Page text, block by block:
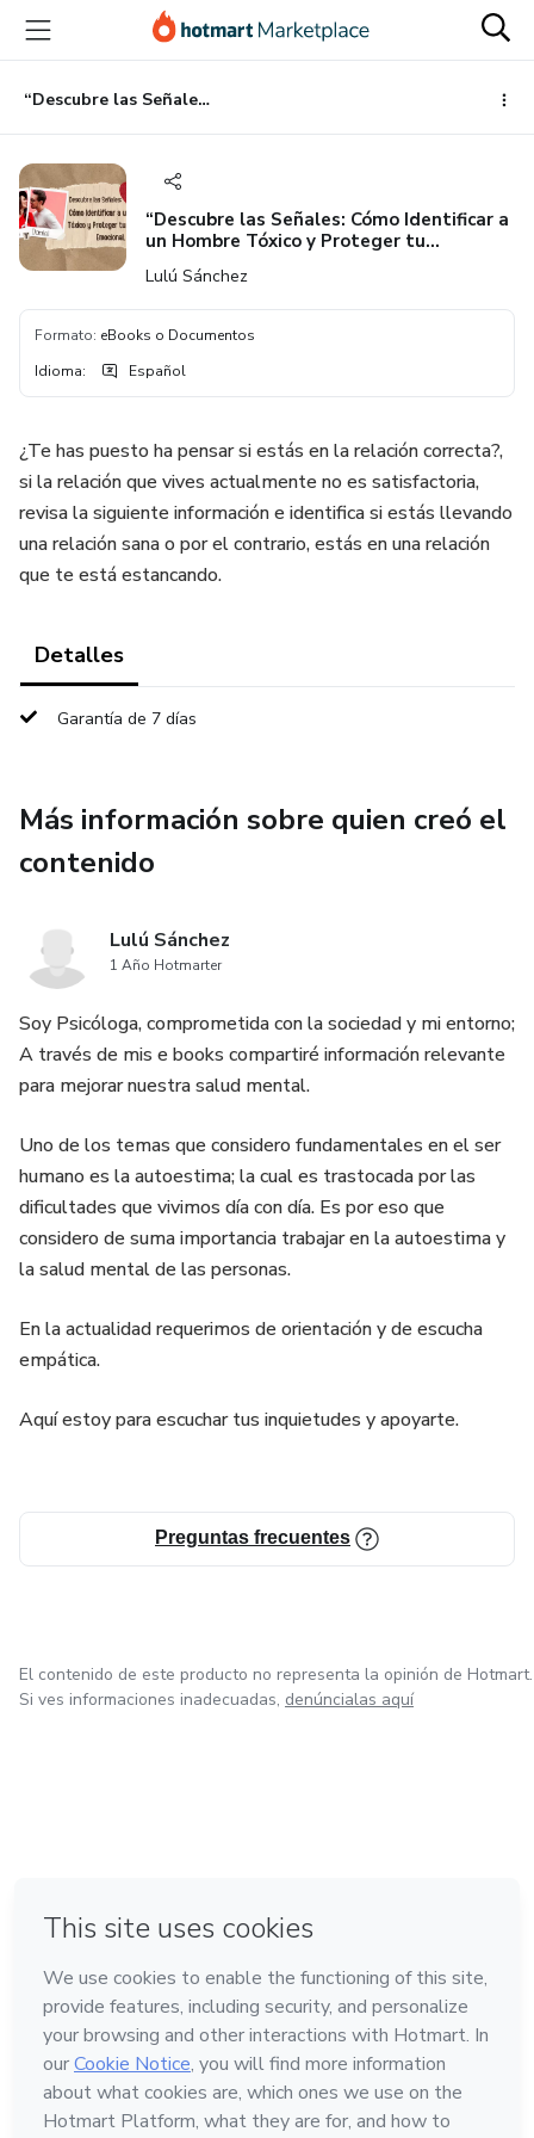
principal
página
de
página
“Descubre las Señales: Cómo Identificar a un Hombre Tóxico y Proteger tu Bienestar Emocional”
“Descubre las Señales: Cómo Identificar a
un Hombre Tóxico y Proteger tu
Bienestar Emocional”
Lulú Sánchez
Formato: eBooks o Documentos
Idioma: Español
¿Te has puesto ha pensar si estás en la relación correcta?,
si la relación que vives actualmente no es satisfactoria,
revisa la siguiente información e identifica si estás llevando
una relación sana o por el contrario, estás en una relación
que te está estancando.
Detalles
Garantía de 7 días
Más información sobre quien creó el
contenido
Lulú Sánchez
1 Año Hotmarter
Soy Psicóloga, comprometida con la sociedad y mi entorno;
A través de mis e books compartiré información relevante
para mejorar nuestra salud mental.
Uno de los temas que considero fundamentales en el ser
humano es la autoestima; la cual es trastocada por las
dificultades que vivimos día con día. Es por eso que
considero de suma importancia trabajar en la autoestima y
la salud mental de las personas.
En la actualidad requerimos de orientación y de escucha
empática.
Aquí estoy para escuchar tus inquietudes y apoyarte.
Preguntas frecuentes
El contenido de este producto no representa la opinión de Hotmart.
Si ves informaciones inadecuadas, denúncialas aquí
Hecho con❤ en Ciudad de México
Conoce Hotmart
Idioma